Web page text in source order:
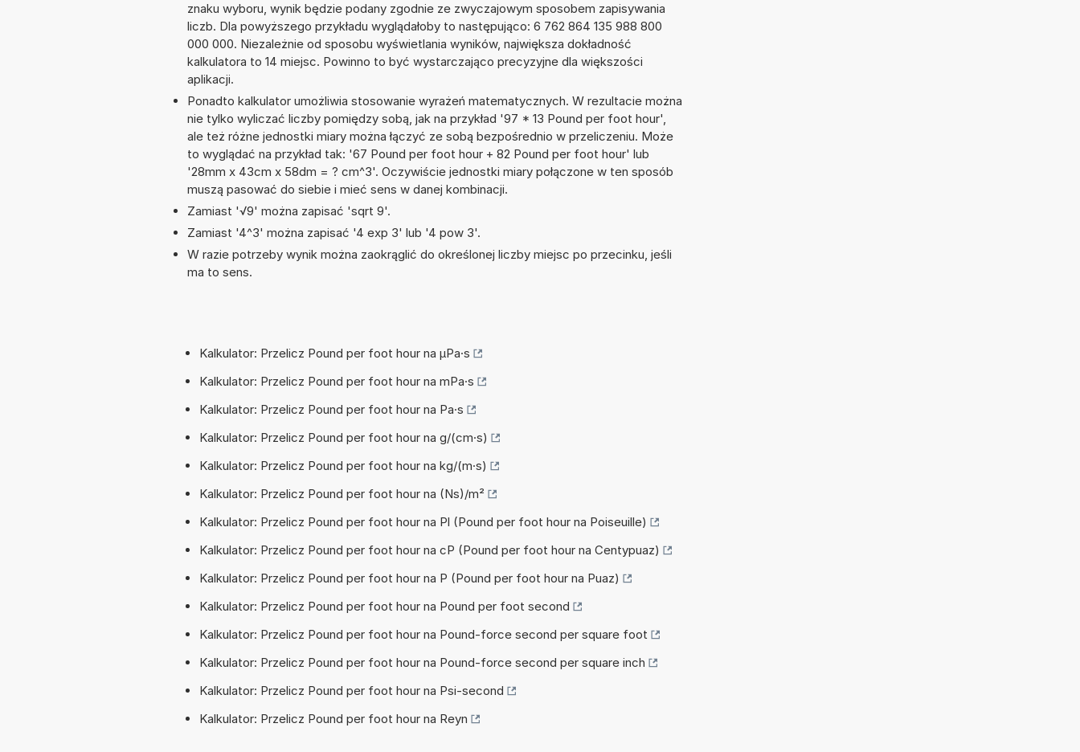
znaku wyboru, wynik będzie podany zgodnie ze zwyczajowym sposobem zapisywania
liczb. Dla powyższego przykładu wyglądałoby to następująco: 6 762 864 135 988 800
000 000. Niezależnie od sposobu wyświetlania wyników, największa dokładność
kalkulatora to 14 miejsc. Powinno to być wystarczająco precyzyjne dla większości
aplikacji.
Ponadto kalkulator umożliwia stosowanie wyrażeń matematycznych. W rezultacie można
nie tylko wyliczać liczby pomiędzy sobą, jak na przykład '97 * 13 Pound per foot hour',
ale też różne jednostki miary można łączyć ze sobą bezpośrednio w przeliczeniu. Może
to wyglądać na przykład tak: '67 Pound per foot hour + 82 Pound per foot hour' lub
'28mm x 43cm x 58dm = ? cm^3'. Oczywiście jednostki miary połączone w ten sposób
muszą pasować do siebie i mieć sens w danej kombinacji.
Zamiast '√9' można zapisać 'sqrt 9'.
Zamiast '4^3' można zapisać '4 exp 3' lub '4 pow 3'.
W razie potrzeby wynik można zaokrąglić do określonej liczby miejsc po przecinku, jeśli
ma to sens.
Kalkulator: Przelicz Pound per foot hour na µPa·s
Kalkulator: Przelicz Pound per foot hour na mPa·s
Kalkulator: Przelicz Pound per foot hour na Pa·s
Kalkulator: Przelicz Pound per foot hour na g/(cm·s)
Kalkulator: Przelicz Pound per foot hour na kg/(m·s)
Kalkulator: Przelicz Pound per foot hour na (Ns)/m²
Kalkulator: Przelicz Pound per foot hour na Pl (Pound per foot hour na Poiseuille)
Kalkulator: Przelicz Pound per foot hour na cP (Pound per foot hour na Centypuaz)
Kalkulator: Przelicz Pound per foot hour na P (Pound per foot hour na Puaz)
Kalkulator: Przelicz Pound per foot hour na Pound per foot second
Kalkulator: Przelicz Pound per foot hour na Pound-force second per square foot
Kalkulator: Przelicz Pound per foot hour na Pound-force second per square inch
Kalkulator: Przelicz Pound per foot hour na Psi-second
Kalkulator: Przelicz Pound per foot hour na Reyn